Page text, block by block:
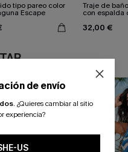
tipo pareo color
Escape
Traje de
con espalda
32,00 €
de envío
. ¿Quieres cambiar al sitio
experiencia?
US